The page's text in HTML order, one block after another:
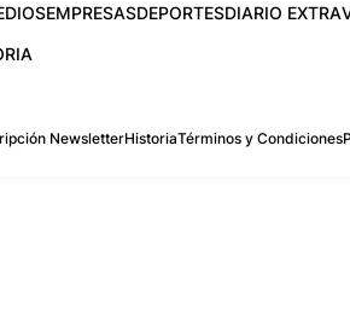
EMPRESASDEPORTESDIARIO EXTRA
NewsletterHistoriaTérminos y Condiciones